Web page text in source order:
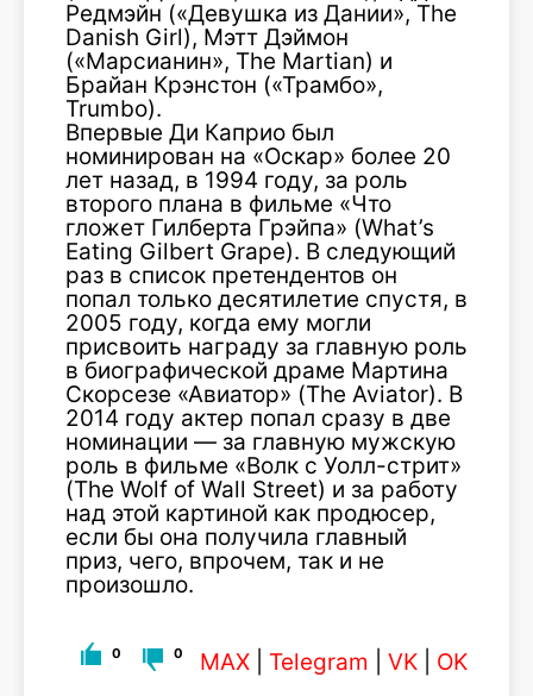
Редмэйн («Девушка из Дании», The
Danish Girl), Мэтт Дэймон
(«Марсианин», The Martian) и
Брайан Крэнстон («Трамбо»,
Trumbo).
Впервые Ди Каприо был
номинирован на «Оскар» более 20
лет назад, в 1994 году, за роль
второго плана в фильме «Что
гложет Гилберта Грэйпа» (What’s
Eating Gilbert Grape). В следующий
раз в список претендентов он
попал только десятилетие спустя, в
2005 году, когда ему могли
присвоить награду за главную роль
в биографической драме Мартина
Скорсезе «Авиатор» (The Aviator). В
2014 году актер попал сразу в две
номинации — за главную мужскую
роль в фильме «Волк с Уолл-стрит»
(The Wolf of Wall Street) и за работу
над этой картиной как продюсер,
если бы она получила главный
приз, чего, впрочем, так и не
произошло.
0 0 MAX Telegram VK OK